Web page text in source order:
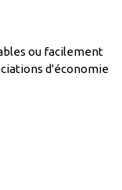
ou facilement
d'économie